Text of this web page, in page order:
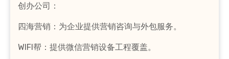
创办公司：
四海营销：为企业提供营销咨询与外包服务。
WIFI帮：提供微信营销设备工程覆盖。